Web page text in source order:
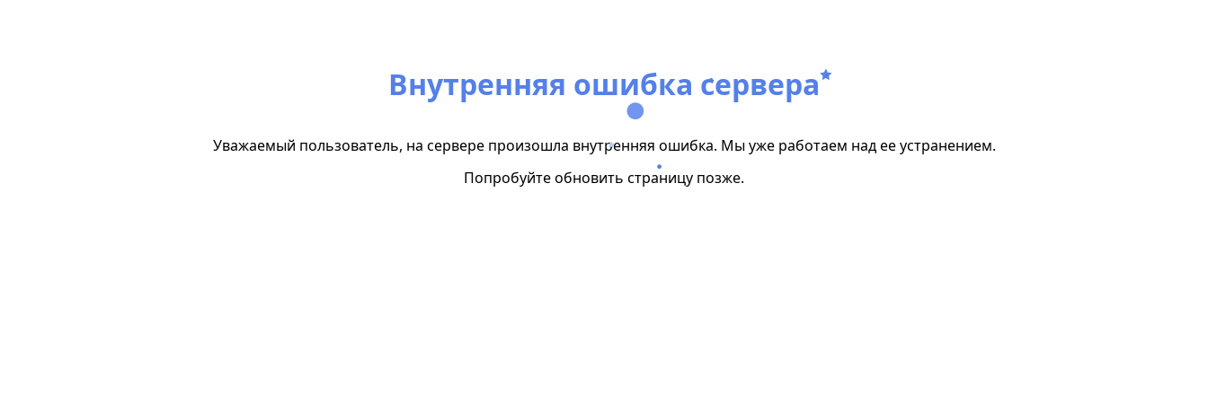
Внутренняя ошибка сервера
Уважаемый пользователь, на сервере произошла внутренняя ошибка. Мы уже работаем над ее устранением.
Попробуйте обновить страницу позже.